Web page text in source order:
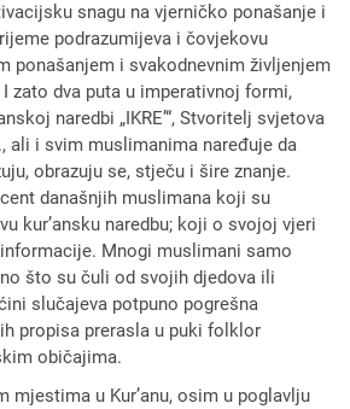
snagu na vjerničko ponašanje i
podrazumijeva i čovjekovu
ponašanjem i svakodnevnim življenjem
zato dva puta u imperativnoj formi,
naredbi „IKRE’“, Stvoritelj svjetova
ali i svim muslimanima naređuje da
obrazuju se, stječu i šire znanje.
današnjih muslimana koji su
kur’ansku naredbu; koji o svojoj vjeri
Mnogi muslimani samo
što su čuli od svojih djedova ili
slučajeva potpuno pogrešna
propisa prerasla u puki folklor
običajima.
mjestima u Kur’anu, osim u poglavlju